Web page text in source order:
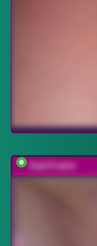
DablTrable